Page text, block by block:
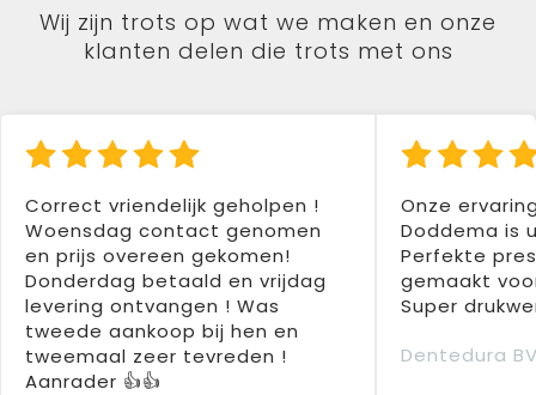
Wij zijn trots op wat we maken en onze
klanten delen die trots met ons
Correct vriendelijk geholpen !
Woensdag contact genomen
en prijs overeen gekomen!
Donderdag betaald en vrijdag
levering ontvangen ! Was
tweede aankoop bij hen en
tweemaal zeer tevreden !
Aanrader 👍👍
Onze
Doddema is
Perfekte
gemaakt
Super
Dentedura